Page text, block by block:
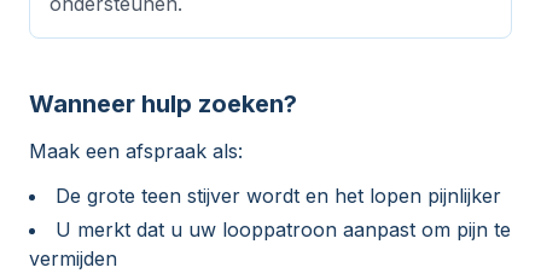
Wanneer hulp zoeken?
Maak een afspraak als:
De grote teen stijver wordt en het lopen pijnlijker
U merkt dat u uw looppatroon aanpast om pijn te
vermijden